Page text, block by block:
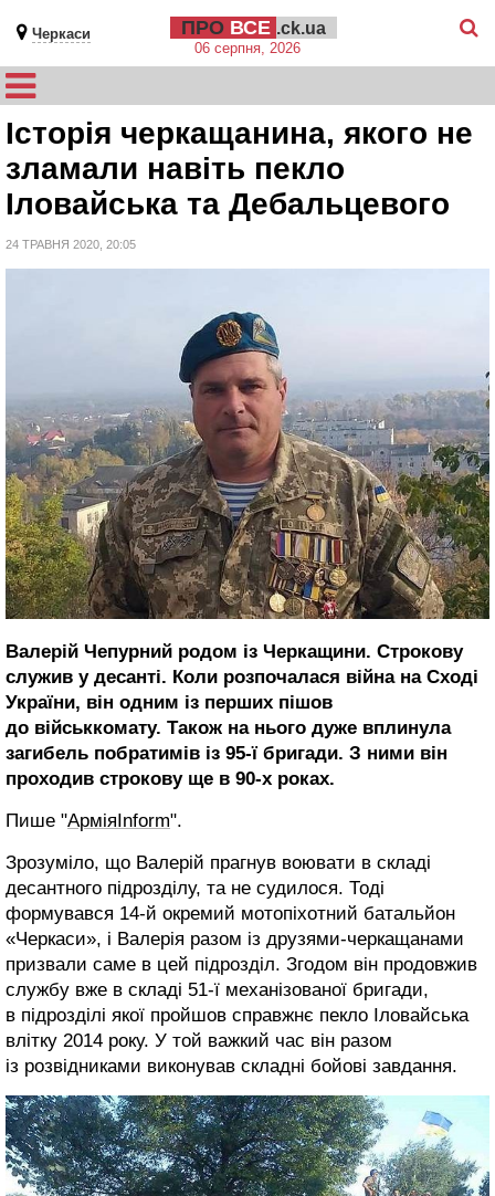
Черкаси ПРО ВСЕ .ck.ua
06 серпня, 2026
Історія черкащанина, якого не
зламали навіть пекло
Іловайська та Дебальцевого
24 ТРАВНЯ 2020, 20:05
Валерій Чепурний родом із Черкащини. Строкову
служив у десанті. Коли розпочалася війна на Сході
України, він одним із перших пішов
до військкомату. Також на нього дуже вплинула
загибель побратимів із 95-ї бригади. З ними він
проходив строкову ще в 90-х роках.
Пише "АрміяInform".
Зрозуміло, що Валерій прагнув воювати в складі
десантного підрозділу, та не судилося. Тоді
формувався 14-й окремий мотопіхотний батальйон
«Черкаси», і Валерія разом із друзями-черкащанами
призвали саме в цей підрозділ. Згодом він продовжив
службу вже в складі 51-ї механізованої бригади,
в підрозділі якої пройшов справжнє пекло Іловайська
влітку 2014 року. У той важкий час він разом
із розвідниками виконував складні бойові завдання.